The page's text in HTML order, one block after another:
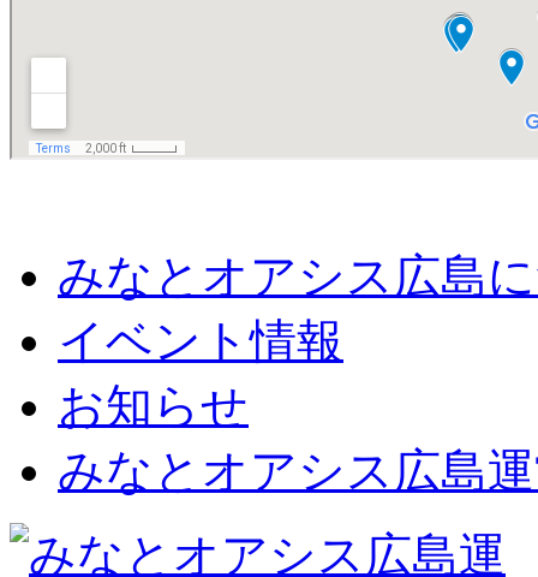
みなとオアシス広島
イベント情報
お知らせ
みなとオアシス広島